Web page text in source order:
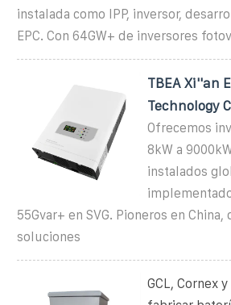
instalada como IPP, inversor,
EPC. Con 64GW+ de inversores
TBEA Xi''an
Technology
Ofrecemos
8kW a
instalados
55Gvar+ en SVG. Pioneros en
soluciones
GCL, Cornex